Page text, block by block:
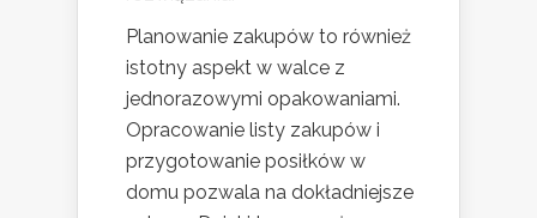
Planowanie zakupów to również
istotny aspekt w walce z
jednorazowymi opakowaniami.
Opracowanie listy zakupów i
przygotowanie posiłków w
domu pozwala na dokładniejsze